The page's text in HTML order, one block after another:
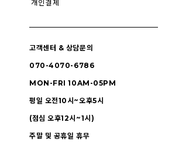
개인결제
고객센터 & 상담문의
070-4070-6786
MON-FRI 10AM-05PM
평일 오전10시~오후5시
(점심 오후12시~1시)
주말 및 공휴일 휴무